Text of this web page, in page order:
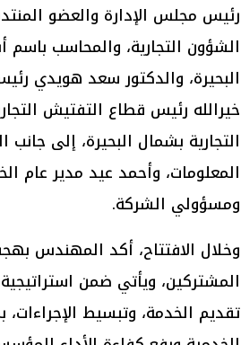
رئيس مجلس الإدارة والعضو
الشؤون التجارية، والمحاسب
البحيرة، والدكتور سعد هويدي
خيرالله رئيس قطاع التفتيش
التجارية بشمال البحيرة، إلى
المعلومات، وأحمد عيد مدير عام
ومسؤولي الشركة.
وخلال الافتتاح، أكد المهندس
المشتركين، ويأتي ضمن
تقديم الخدمة، وتبسيط